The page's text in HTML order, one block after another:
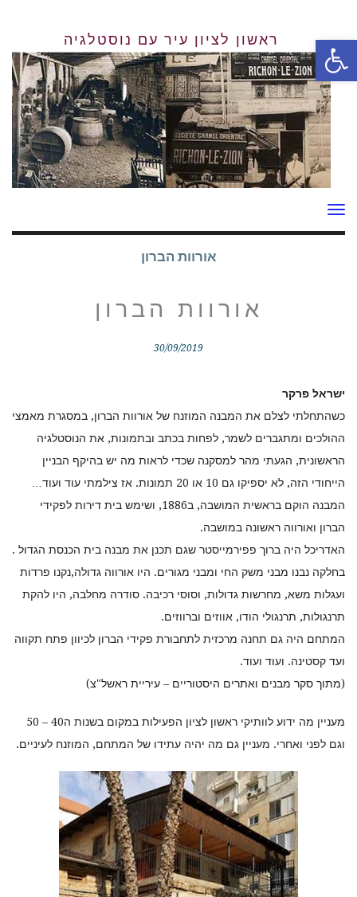
תפריט
אורוות הברון
אורוות הברון
30/09/2019
ישראל פרקר
כשהתחלתי לצלם את המבנה המוזנח של אורוות הברון, במסגרת מאמצי
ההולכים ומתגברים לשמר, לפחות בכתב ובתמונות, את הנוסטלגיה
הראשונית, הגעתי מהר למסקנה שכדי לראות מה יש בהיקף הבניין
הייחודי הזה, לא יספיקו גם 10 או 20 תמונות. אז צילמתי עוד ועוד…
המבנה הוקם בראשית המושבה, ב1886, ושימש בית דירות לפקידי
הברון ואורווה ראשונה במושבה.
האדריכל היה ברוך פפירמייסטר שגם תכנן את מבנה בית הכנסת הגדול .
בחלקה נבנו מבני משק החי ומבני מגורים. היו אורווה גדולה,נקנו פרדות
ועגלות משא, מחרשות גדולות, וסוסי רכיבה. סודרה מחלבה, היו להקת
תרנגולות, תרנגולי הודו, אווזים וברווזים.
המתחם היה גם תחנה מרכזית לתחבורת פקידי הברון לכיוון פתח תקווה
ועד קסטינה. ועוד ועוד.
(מתוך סקר מבנים ואתרים היסטוריים – עיריית ראשל"צ)
מעניין מה ידוע לוותיקי ראשון לציון הפעילות במקום בשנות ה40 – 50
וגם לפני ואחרי. מעניין גם מה יהיה עתידו של המתחם, המוזנח לעיניים.
פתח סרגל נגישות